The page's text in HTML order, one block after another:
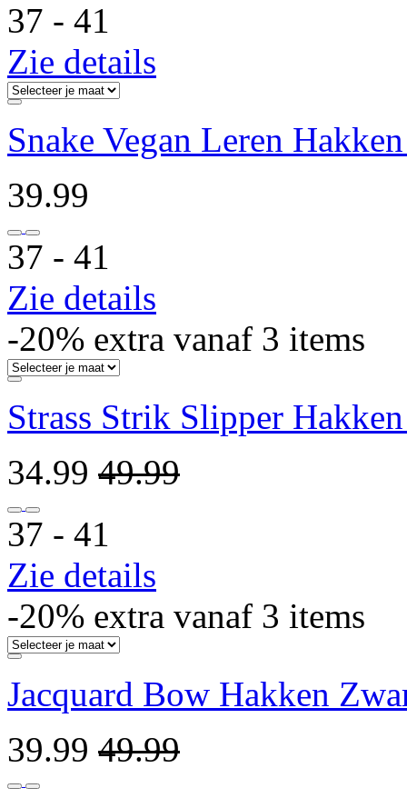
37 ‐ 41
Zie details
Snake Vegan Leren
39.99
37 ‐ 41
Zie details
-20% extra vanaf 3 items
Strass Strik Slipper
34.99 49.99
37 ‐ 41
Zie details
-20% extra vanaf 3 items
Jacquard Bow Hakken
39.99 49.99